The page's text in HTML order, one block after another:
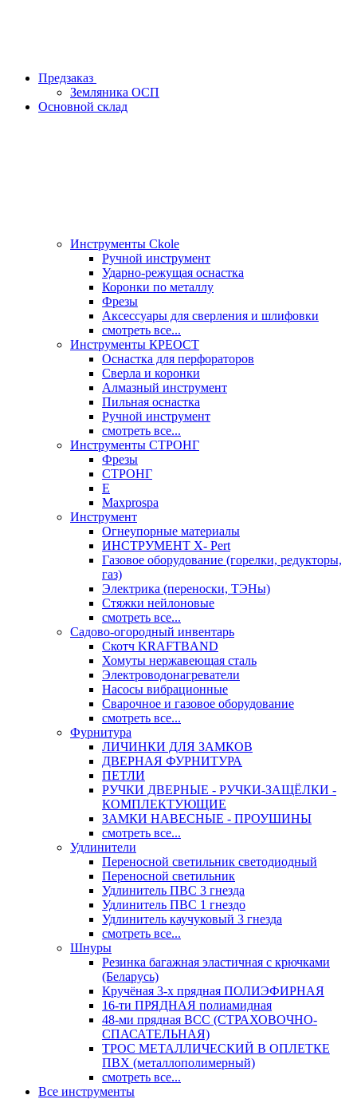
Предзаказ
Земляника ОСП
Основной склад
Инструменты Ckole
Ручной инструмент
Ударно‑режущая оснастка
Коронки по металлу
Фрезы
Аксессуары для сверления и шлифовки
смотреть все...
Инструменты КРЕОСТ
Оснастка для перфораторов
Сверла и коронки
Алмазный инструмент
Пильная оснастка
Ручной инструмент
смотреть все...
Инструменты СТРОНГ
Фрезы
СТРОНГ
Е
Maxprospa
Инструмент
Огнеупорные материалы
ИНСТРУМЕНТ X- Pert
Газовое оборудование (горелки, редукторы,
газ)
Электрика (переноски, ТЭНы)
Стяжки нейлоновые
смотреть все...
Садово-огородный инвентарь
Скотч KRAFTBAND
Хомуты нержавеющая сталь
Электроводонагреватели
Насосы вибрационные
Сварочное и газовое оборудование
смотреть все...
Фурнитура
ЛИЧИНКИ ДЛЯ ЗАМКОВ
ДВЕРНАЯ ФУРНИТУРА
ПЕТЛИ
РУЧКИ ДВЕРНЫЕ - РУЧКИ-ЗАЩЁЛКИ -
КОМПЛЕКТУЮЩИЕ
ЗАМКИ НАВЕСНЫЕ - ПРОУШИНЫ
смотреть все...
Удлинители
Переносной светильник светодиодный
Переносной светильник
Удлинитель ПВС 3 гнезда
Удлинитель ПВС 1 гнездо
Удлинитель каучуковый 3 гнезда
смотреть все...
Шнуры
Резинка багажная эластичная с крючками
(Беларусь)
Кручёная 3-х прядная ПОЛИЭФИРНАЯ
16-ти ПРЯДНАЯ полиамидная
48-ми прядная ВСС (СТРАХОВОЧНО-
СПАСАТЕЛЬНАЯ)
ТРОС МЕТАЛЛИЧЕСКИЙ В ОПЛЕТКЕ
ПВХ (металлополимерный)
смотреть все...
Все инструменты